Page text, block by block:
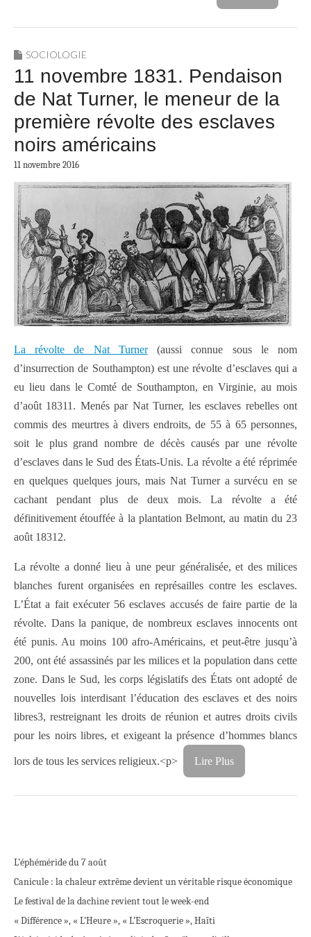
SOCIOLOGIE
11 novembre 1831. Pendaison
de Nat Turner, le meneur de la
première révolte des esclaves
noirs américains
11 novembre 2016
La révolte de Nat Turner(aussi connue sous le nom
d’insurrection de Southampton) est une révolte d’esclaves qui a
eu lieu dans le Comté de Southampton, en Virginie, au mois
d’août 18311. Menés par Nat Turner, les esclaves rebelles ont
commis des meurtres à divers endroits, de 55 à 65 personnes,
soit le plus grand nombre de décès causés par une révolte
d’esclaves dans le Sud des États-Unis. La révolte a été réprimée
en quelques quelques jours, mais Nat Turner a survécu en se
cachant pendant plus de deux mois. La révolte a été
définitivement étouffée à la plantation Belmont, au matin du 23
août 18312.
La révolte a donné lieu à une peur généralisée, et des milices
blanches furent organisées en représailles contre les esclaves.
L’État a fait exécuter 56 esclaves accusés de faire partie de la
révolte. Dans la panique, de nombreux esclaves innocents ont
été punis. Au moins 100 afro-Américains, et peut-être jusqu’à
200, ont été assassinés par les milices et la population dans cette
zone. Dans le Sud, les corps législatifs des États ont adopté de
nouvelles lois interdisant l’éducation des esclaves et des noirs
libres3, restreignant les droits de réunion et autres droits civils
pour les noirs libres, et exigeant la présence d’hommes blancs
lors de tous les services religieux.<p> Lire Plus
L’éphéméride du 7 août
Canicule : la chaleur extrême devient un véritable risque économique
Le festival de la dachine revient tout le week-end
« Différence », « L’Heure », « L’Escroquerie », Haïti